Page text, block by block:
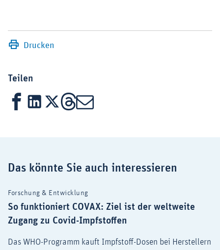
Drucken
Teilen
FacebookLinkedIn
X Threads
Mail
Das könnte Sie auch interessieren
Forschung & Entwicklung
So funktioniert COVAX: Ziel ist der weltweite
Zugang zu Covid-Impfstoffen
Das WHO-Programm kauft Impfstoff-Dosen bei Herstellern